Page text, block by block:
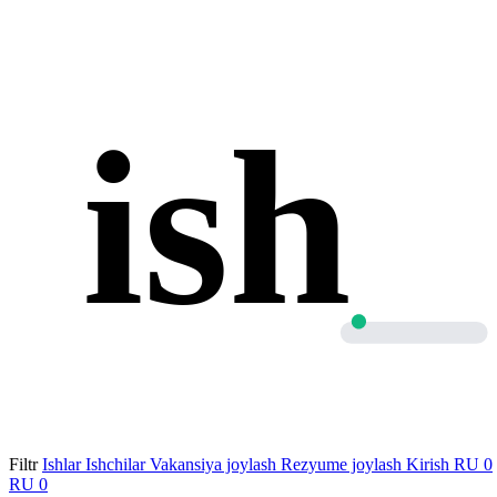
ish
Filtr Ishlar Ishchilar Vakansiya joylash Rezyume joylash Kirish RU 0
RU 0